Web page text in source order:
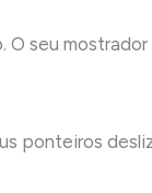
seu
ponteiros